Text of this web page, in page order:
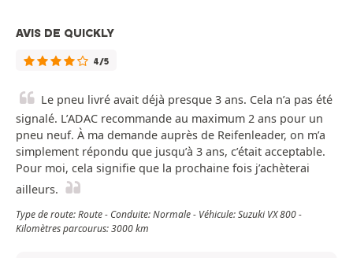
AVIS DE QUICKLY
4/5
Le pneu livré avait déjà presque 3 ans. Cela n’a pas été
signalé. L’ADAC recommande au maximum 2 ans pour un
pneu neuf. À ma demande auprès de Reifenleader, on m’a
simplement répondu que jusqu’à 3 ans, c’était acceptable.
Pour moi, cela signifie que la prochaine fois j’achèterai
ailleurs.
Type de route: Route - Conduite: Normale - Véhicule: Suzuki VX 800 -
Kilomètres parcourus: 3000 km